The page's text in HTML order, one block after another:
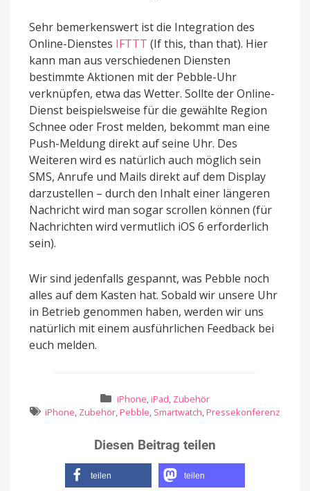
Sehr bemerkenswert ist die Integration des
Online-Dienstes IFTTT (If this, than that). Hier
kann man aus verschiedenen Diensten
bestimmte Aktionen mit der Pebble-Uhr
verknüpfen, etwa das Wetter. Sollte der Online-
Dienst beispielsweise für die gewählte Region
Schnee oder Frost melden, bekommt man eine
Push-Meldung direkt auf seine Uhr. Des
Weiteren wird es natürlich auch möglich sein
SMS, Anrufe und Mails direkt auf dem Display
darzustellen – durch den Inhalt einer längeren
Nachricht wird man sogar scrollen können (für
Nachrichten wird vermutlich iOS 6 erforderlich
sein).
Wir sind jedenfalls gespannt, was Pebble noch
alles auf dem Kasten hat. Sobald wir unsere Uhr
in Betrieb genommen haben, werden wir uns
natürlich mit einem ausführlichen Feedback bei
euch melden.
iPhone, iPad, Zubehör
iPhone, Zubehör, Pebble, Smartwatch, Pressekonferenz
Diesen Beitrag teilen
teilen teilen